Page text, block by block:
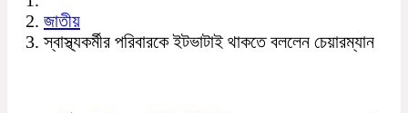
জাতীয়
স্বাস্থ্যকর্মীর পরিবারকে ইটভাটাই থাকতে বললেন চেয়ারম্যান